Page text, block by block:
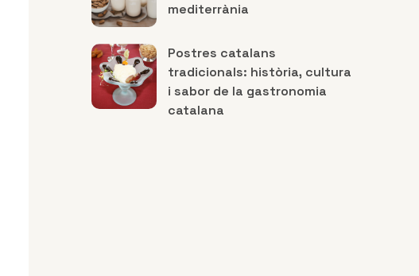
mediterrània
Postres catalans
tradicionals: història, cultura
i sabor de la gastronomia
catalana